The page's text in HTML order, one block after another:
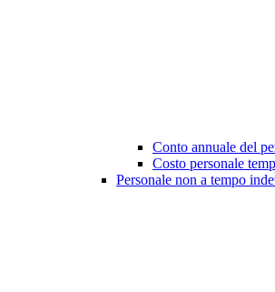
Conto annuale del
Costo personale
Personale non a tempo